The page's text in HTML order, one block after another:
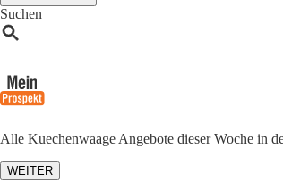
Suchen
Alle Kuechenwaage Angebote dieser Woche in
WEITER